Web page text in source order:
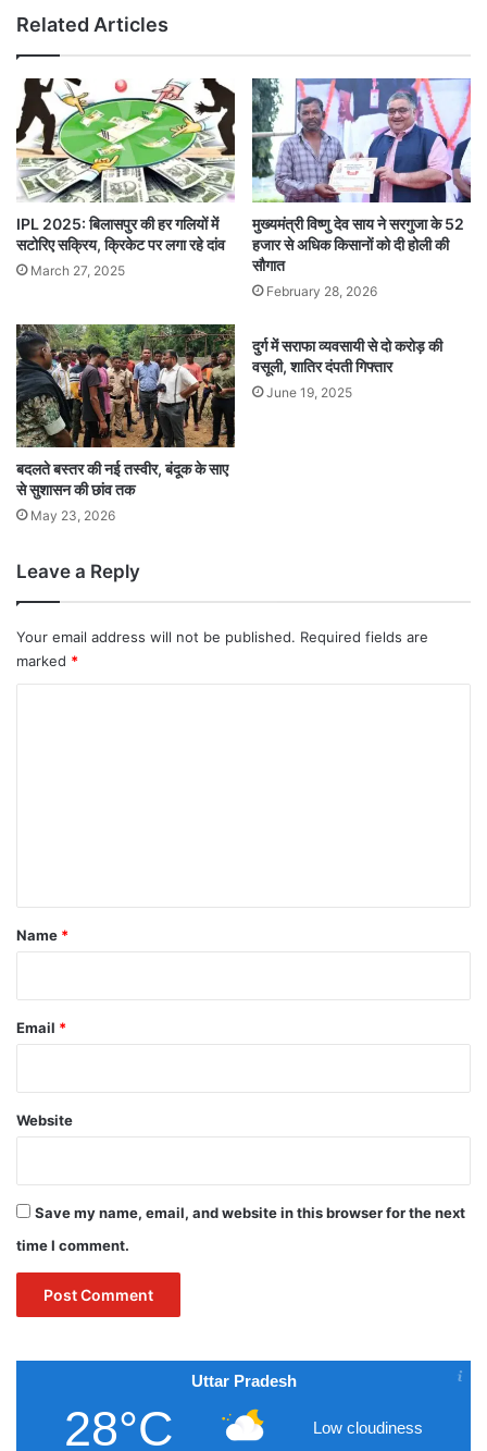
Related Articles
IPL 2025: बिलासपुर की हर गलियों में
सटोरिए सक्रिय, क्रिकेट पर लगा रहे दांव
March 27, 2025
मुख्यमंत्री विष्णु देव साय ने सरगुजा के 52
हजार से अधिक किसानों को दी होली की
सौगात
February 28, 2026
बदलते बस्तर की नई तस्वीर, बंदूक के साए
से सुशासन की छांव तक
May 23, 2026
दुर्ग में सराफा व्यवसायी से दो करोड़ की
वसूली, शातिर दंपती गिफ्तार
June 19, 2025
Leave a Reply
Your email address will not be published. Required fields are
marked *
*
Name *
Email *
Website
Save my name, email, and website in this browser for the next
time I comment.
Uttar Pradesh
28°C Low cloudiness